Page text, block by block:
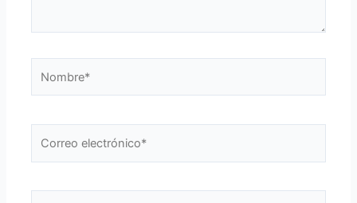
electrónico*